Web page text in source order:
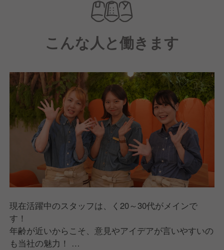
▼運営会社『株式会社BAKERU』について
私たちは街に必要なコンテンツを、企画・運営する場
を仕掛ける社会実験推進カンパー二―です。
“未来の世界に必要なコンテンツを社会に実装する”
これが私たちの掲げているミッションです。
社会・お客様のニーズ・場の特性をいかした、体験事
業・飲食事業・住宅事業・クリエイティブ事業を展
「この世界にこんなモノがあったらいいのに…」を具
現化する仕組みを考え、行動し続けています。
こんな人と働きます
現在活躍中のスタッフは、く20～30代がメインで
す！
年齢が近いからこそ、意見やアイデアが言いやすいの
も当社の魅力！